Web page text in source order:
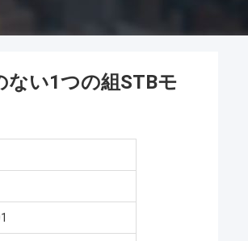
ない1つの組STBモ